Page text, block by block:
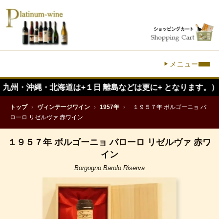
メニュー
北海道は+１日 離島などは更に+ となります。）
トップ › ヴィンテージワイン › 1957年 ›
１９５７年 ボルゴーニョ バ
ローロ リゼルヴァ 赤ワイン
１９５７年 ボルゴーニョ バローロ リゼルヴァ 赤ワ
イン
Borgogno Barolo Riserva